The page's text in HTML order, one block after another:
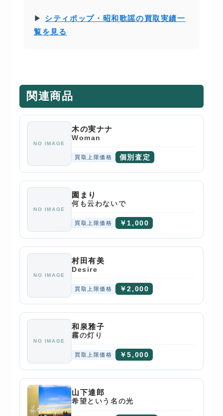
▶ シティポップ・昭和歌謡の買取実績一
覧を見る
関連商品
NO IMAGE
木の実ナナ
Woman
買取上限価格 個別査定
NO IMAGE
園まり
何も云わないで
買取上限価格 ￥1,000
NO IMAGE
村田有美
Desire
買取上限価格 ￥2,000
NO IMAGE
和泉雅子
霧の灯り
買取上限価格 ￥5,000
山下達郎
希望という名の光